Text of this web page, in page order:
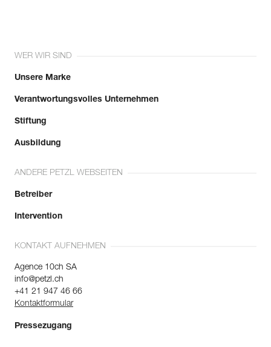
WER WIR SIND
Unsere Marke
Verantwortungsvolles Unternehmen
Stiftung
Ausbildung
ANDERE PETZL WEBSEITEN
Betreiber
Intervention
KONTAKT AUFNEHMEN
Agence 10ch SA
info@petzl.ch
+41 21 947 46 66
Kontaktformular
Pressezugang